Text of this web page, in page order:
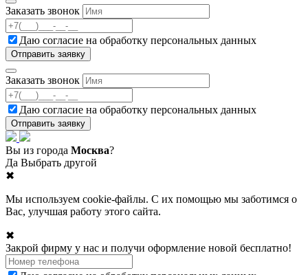
Заказать звонок
Даю согласие на обработку персональных данных
Заказать звонок
Даю согласие на обработку персональных данных
Вы из города Москва?
Да Выбрать другой
✖
Мы используем cookie-файлы. С их помощью мы заботимся о
Вас, улучшая работу этого сайта.
✖
Закрой фирму у нас и получи оформление новой бесплатно!